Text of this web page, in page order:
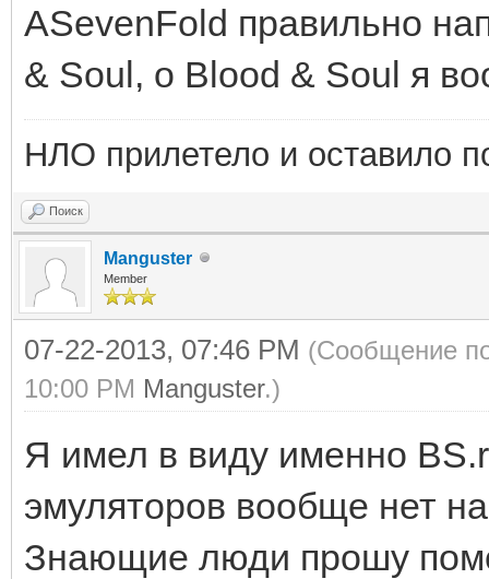
ASevenFold правильно
& Soul, o Blood & Soul я
НЛО прилетело и оставило
Поиск
Manguster
Member
07-22-2013, 07:46 PM (Сообщение
10:00 PM Manguster.)
Я имел в виду именно
эмуляторов вообще нет
Знающие люди прошу